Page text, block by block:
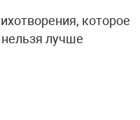
которое
лучше